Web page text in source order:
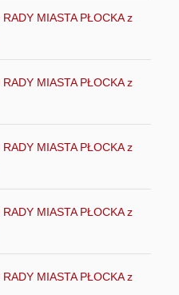
MIASTA PŁOCKA z
MIASTA PŁOCKA z
MIASTA PŁOCKA z
MIASTA PŁOCKA z
MIASTA PŁOCKA z